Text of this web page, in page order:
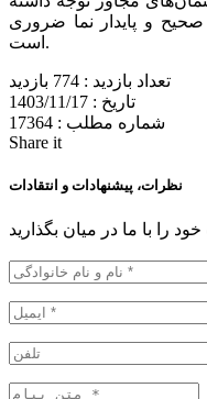
صحیح و پایدار نما ضروری
است.
تعداد بازدید :
تاریخ : 1403/11/17
شماره مطلب : 17364
Share it
نظرات، پیشنهادات و انتقادات